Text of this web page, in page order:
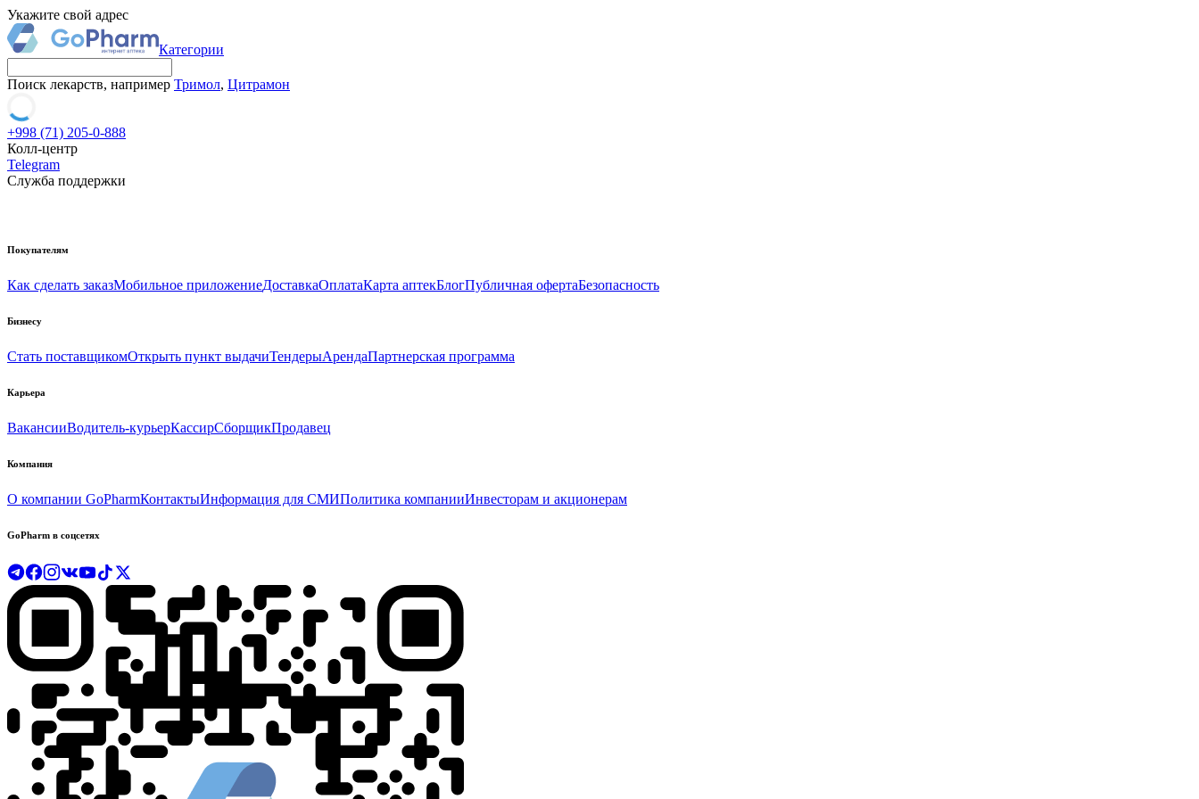
Укажите свой адрес
Категории
Поиск лекарств, например Тримол, Цитрамон
+998 (71) 205-0-888
Колл-центр
Telegram
Служба поддержки
Покупателям
Как сделать заказМобильное приложениеДоставкаОплатаКарта аптекБлогПубличная офертаБезопасность
Бизнесу
Стать поставщикомОткрыть пункт выдачиТендерыАрендаПартнерская программа
Карьера
ВакансииВодитель-курьерКассирСборщикПродавец
Компания
О компании GoPharmКонтактыИнформация для СМИПолитика компанииИнвесторам и акционерам
GoPharm в соцсетях